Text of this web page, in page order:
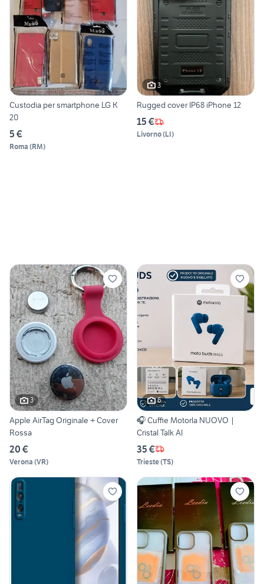
Custodia per smartphone LG K
20
5 €
Roma (RM)
3
Rugged cover IP68 iPhone 12
15 €
Livorno(LI)
3
Apple AirTag Originale + Cover
Rossa
20 €
Verona (VR)
6
🎧 Cuffie Motorla NUOVO |
Cristal Talk AI
35 €
Trieste(TS)